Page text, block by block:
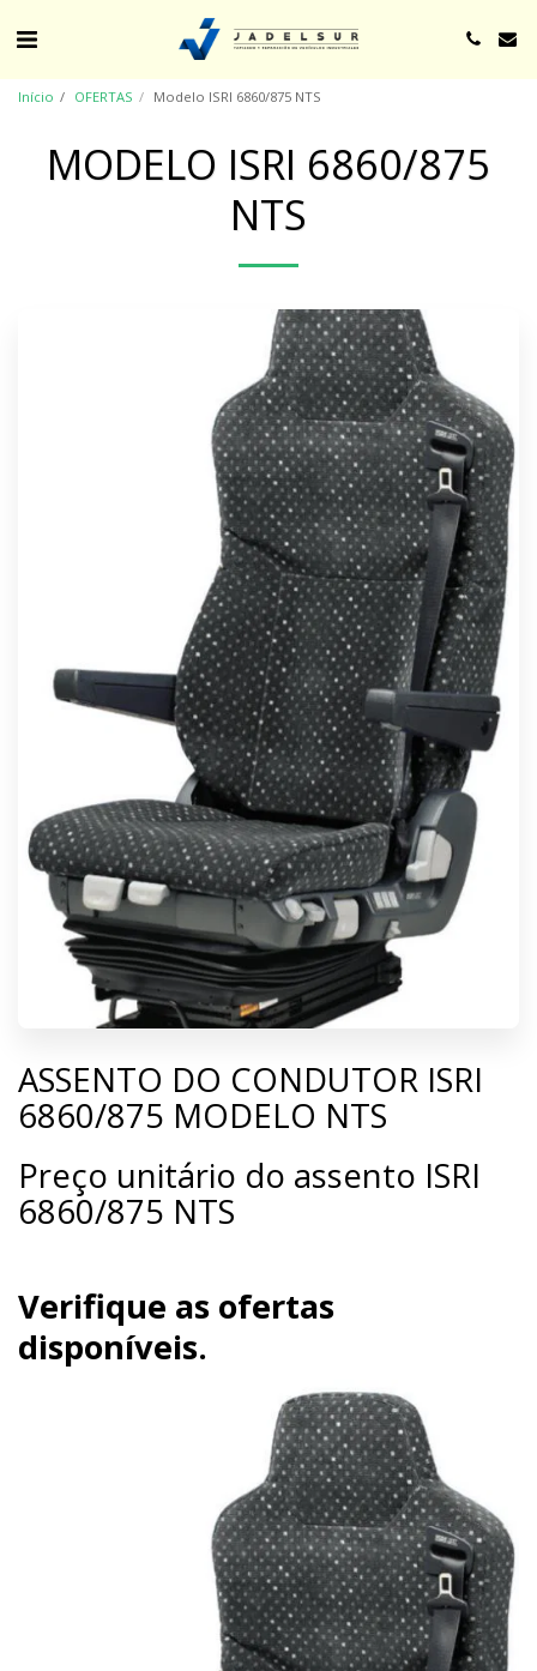
Início OFERTAS Modelo ISRI 6860/875 NTS
MODELO ISRI 6860/875
NTS
ASSENTO DO CONDUTOR ISRI
6860/875 MODELO NTS
Preço unitário do assento ISRI
6860/875 NTS
Verifique as ofertas
disponíveis.